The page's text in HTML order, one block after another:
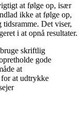
at følge op, især
ikke at følge op,
Det viser,
i at opnå resultater.
skriftlig
gode
at
at udtrykke